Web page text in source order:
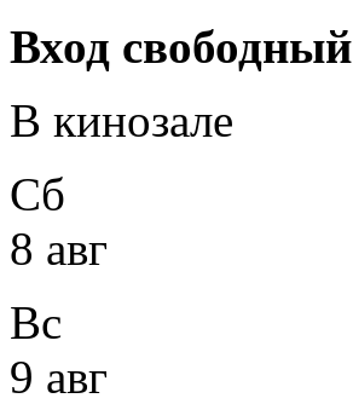
Вход свободный
В кинозале
Сб
8 авг
Вс
9 авг